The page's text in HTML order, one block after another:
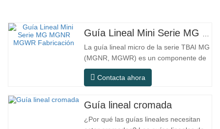
La guía lineal micro de la serie TBAI MG
(MGNR, MGWR) es un componente de
movimiento lineal de alto rendimiento
diseñado específicamente para equipos
características de estructura compacta,
posicionamiento y pequeño espacio
Contacta ahora
Guía lineal cromada
¿Por qué las guías lineales necesitan